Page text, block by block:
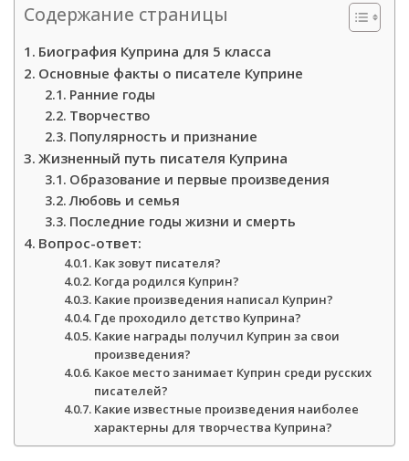
Содержание страницы
Биография Куприна для 5 класса
Основные факты о писателе Куприне
Ранние годы
Творчество
Популярность и признание
Жизненный путь писателя Куприна
Образование и первые произведения
Любовь и семья
Последние годы жизни и смерть
Вопрос-ответ:
Как зовут писателя?
Когда родился Куприн?
Какие произведения написал Куприн?
Где проходило детство Куприна?
Какие награды получил Куприн за свои
произведения?
Какое место занимает Куприн среди русских
писателей?
Какие известные произведения наиболее
характерны для творчества Куприна?